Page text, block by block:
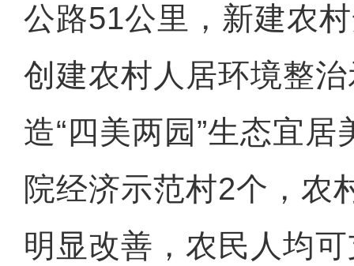
公路51公里，新建农
创建农村人居环境整
造“四美两园”生态宜
院经济示范村2个，农
明显改善，农民人均